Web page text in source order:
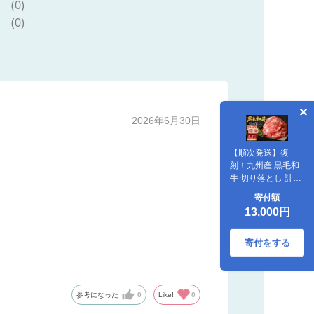
【順次発送】復
刻！九州産 黒毛和
牛 切り落とし 計
1.2kg 300g×4パッ
ク 小分け
寄付額
13,000円
寄付をする
(0)
(0)
2026年6月30日
参考になった 0 Like! 0